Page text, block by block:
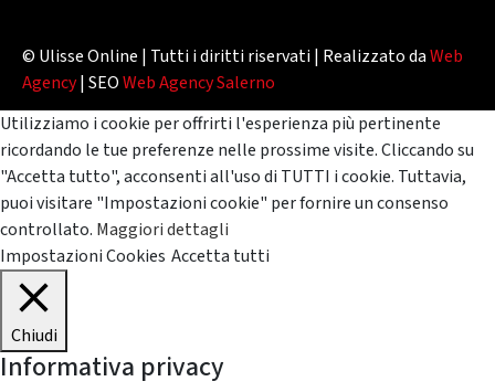
© Ulisse Online | Tutti i diritti riservati | Realizzato daWeb
Agency| SEOWeb Agency Salerno
Utilizziamo i cookie per offrirti l'esperienza più pertinente
ricordando le tue preferenze nelle prossime visite. Cliccando su
"Accetta tutto", acconsenti all'uso di TUTTI i cookie. Tuttavia,
puoi visitare "Impostazioni cookie" per fornire un consenso
controllato. Maggiori dettagli
Impostazioni Cookies Accetta tutti
Chiudi
Informativa privacy